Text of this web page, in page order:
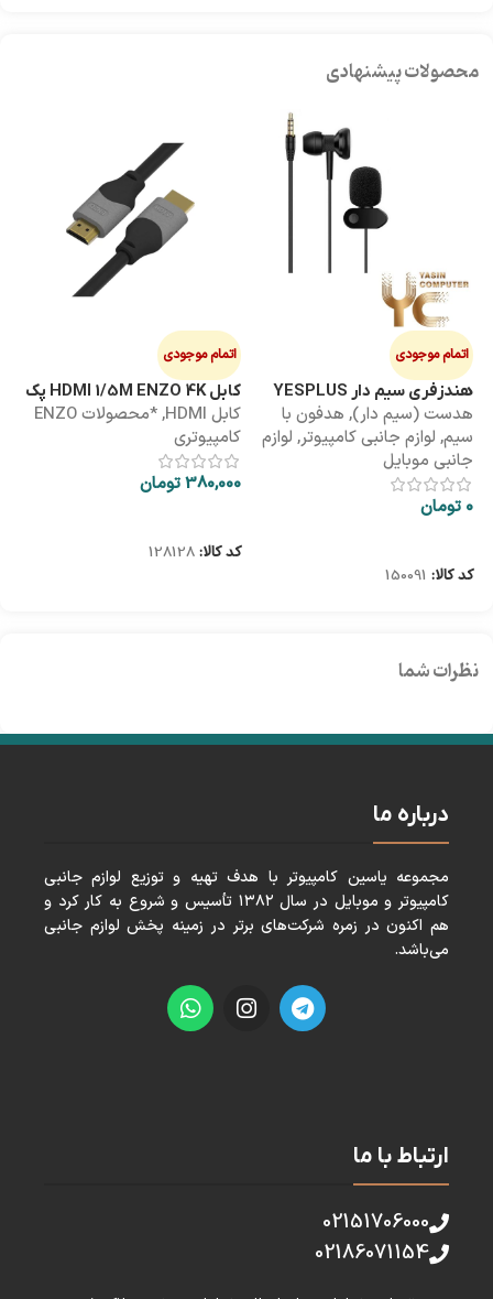
محصولات پیشنهادی
اتمام موجودی
هندزفری سیم دار YESPLUS
YS-113
هدست (سیم دار), هدفون با
سیم, لوازم جانبی کامپیوتر, لوازم
جانبی موبایل
0 تومان
کد کالا: 150091
اتمام موجودی
کابل HDMI 1/5M ENZO 4K پک
طلقی
کابل HDMI ,
*محصولات ENZO
کامپیوتری
380,000تومان
کد کالا:128128
نظرات شما
درباره ما
مجموعه ياسين كامپيوتر با هدف تهيه و توزيع لوازم جانبی
كامپيوتر و موبايل در سال ١٣٨٢ تأسيس و شروع به كار كرد و
هم اكنون در زمره شركت‌های برتر در زمينه پخش لوازم جانبی
می‌باشد.
ارتباط با ما
02151706000
02186071154